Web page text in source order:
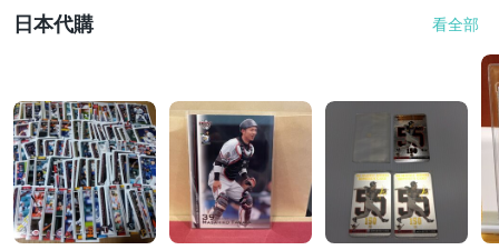
日本代購 看全部